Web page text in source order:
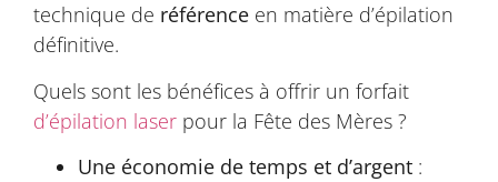
technique de référence en matière d’épilation
définitive.
Quels sont les bénéfices à offrir un forfait
d’épilation laser pour la Fête des Mères ?
Une économie de temps et d’argent :